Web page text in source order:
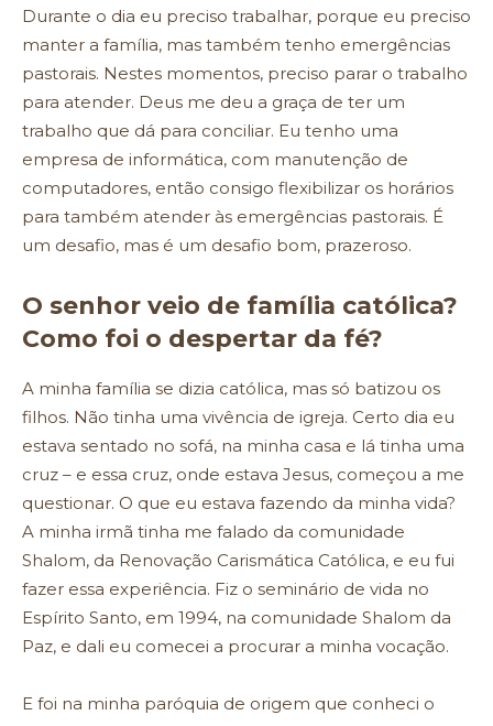
Durante o dia eu preciso trabalhar, porque eu preciso
manter a família, mas também tenho emergências
pastorais. Nestes momentos, preciso parar o trabalho
para atender. Deus me deu a graça de ter um
trabalho que dá para conciliar. Eu tenho uma
empresa de informática, com manutenção de
computadores, então consigo flexibilizar os horários
para também atender às emergências pastorais. É
um desafio, mas é um desafio bom, prazeroso.
O senhor veio de família católica?
Como foi o despertar da fé?
A minha família se dizia católica, mas só batizou os
filhos. Não tinha uma vivência de igreja. Certo dia eu
estava sentado no sofá, na minha casa e lá tinha uma
cruz – e essa cruz, onde estava Jesus, começou a me
questionar. O que eu estava fazendo da minha vida?
A minha irmã tinha me falado da comunidade
Shalom, da Renovação Carismática Católica, e eu fui
fazer essa experiência. Fiz o seminário de vida no
Espírito Santo, em 1994, na comunidade Shalom da
Paz, e dali eu comecei a procurar a minha vocação.
E foi na minha paróquia de origem que conheci o